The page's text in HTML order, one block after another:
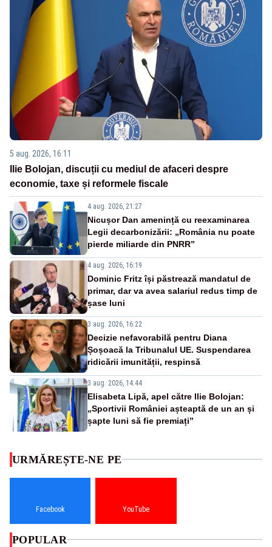
5 aug. 2026, 16:11
Ilie Bolojan, discuții cu mediul de afaceri despre
economie, taxe și reformele fiscale
4 aug. 2026, 21:27
Nicușor Dan amenință cu reexaminarea
Legii decarbonizării: „România nu poate
pierde miliarde din PNRR”
4 aug. 2026, 16:19
Dominic Fritz își păstrează mandatul de
primar, dar va avea salariul redus timp de
șase luni
3 aug. 2026, 16:22
Decizie nefavorabilă pentru Diana
Șoșoacă la Tribunalul UE. Suspendarea
ridicării imunității, respinsă
3 aug. 2026, 14:44
Elisabeta Lipă, apel către Ilie Bolojan:
„Sportivii României așteaptă de un an și
șapte luni să fie premiați”
URMĂREȘTE-NE PE
Facebook YouTube
POPULAR